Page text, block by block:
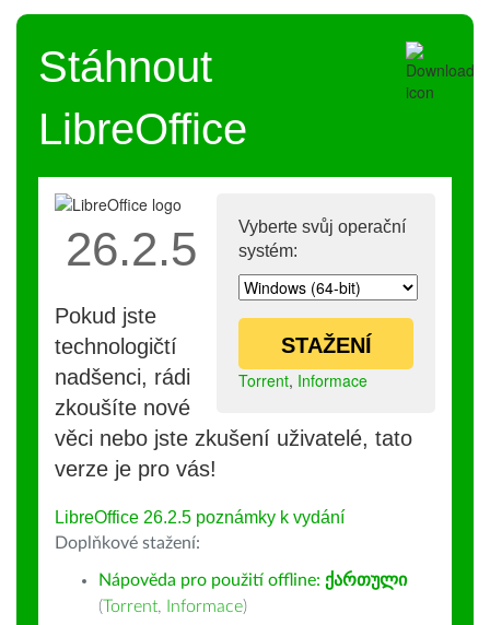
Stáhnout
LibreOffice
Vyberte svůj operační
systém:
STAŽENÍ
Torrent, Informace
26.2.5
Pokud jste
technologičtí
nadšenci, rádi
zkoušíte nové
věci nebo jste zkušení uživatelé, tato
verze je pro vás!
LibreOffice 26.2.5 poznámky k vydání
Doplňkové stažení:
Nápověda pro použití offline: ქართული
(Torrent, Informace)